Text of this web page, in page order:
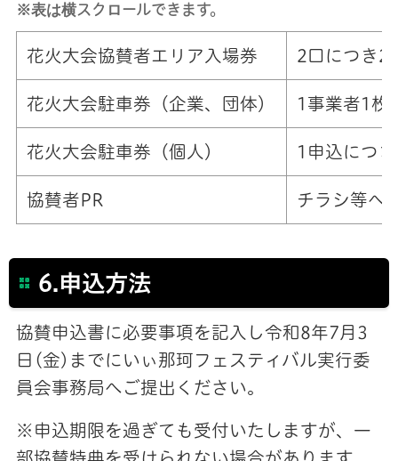
※表は横スクロールできます。
花火大会協賛者エリア入場券 2口につき2
花火大会駐車券（企業、団体） 1事業者1枚
花火大会駐車券（個人） 1申込につ
協賛者PR チラシ等へ
6.申込方法
協賛申込書に必要事項を記入し令和8年7月3
日(金)までにいぃ那珂フェスティバル実行委
員会事務局へご提出ください。
※申込期限を過ぎても受付いたしますが、一